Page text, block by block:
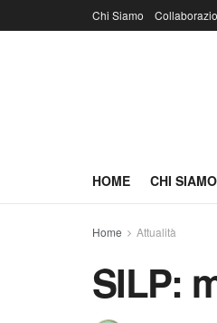
Chi Siamo
HOME CHI SIAMO
Home Attualità
SILP: